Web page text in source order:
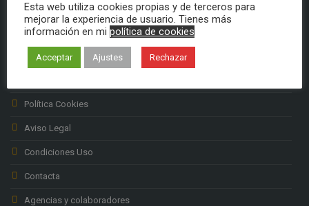
INFORMACION
Subenciones Labora
Política Cookies
Aviso Legal
Condiciones Uso
Contacta
Agencias y colaboradores
Esta web utiliza cookies propias y de terceros para
mejorar la experiencia de usuario. Tienes más
información en mi política de cookies
Acceptar Ajustes Rechazar